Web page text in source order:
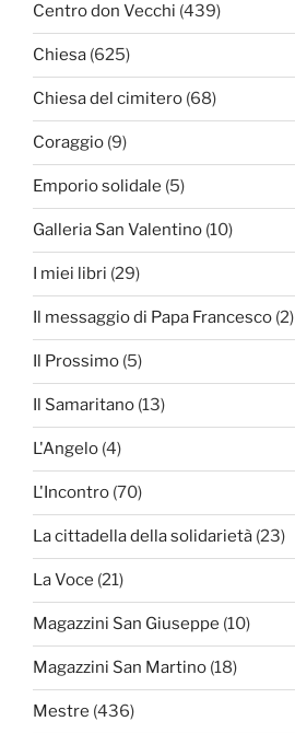
Centro don Vecchi (439)
Chiesa (625)
Chiesa del cimitero (68)
Coraggio (9)
Emporio solidale (5)
Galleria San Valentino (10)
I miei libri (29)
Il messaggio di Papa Francesco (2)
Il Prossimo (5)
Il Samaritano (13)
L'Angelo (4)
L'Incontro (70)
La cittadella della solidarietà (23)
La Voce (21)
Magazzini San Giuseppe (10)
Magazzini San Martino (18)
Mestre (436)